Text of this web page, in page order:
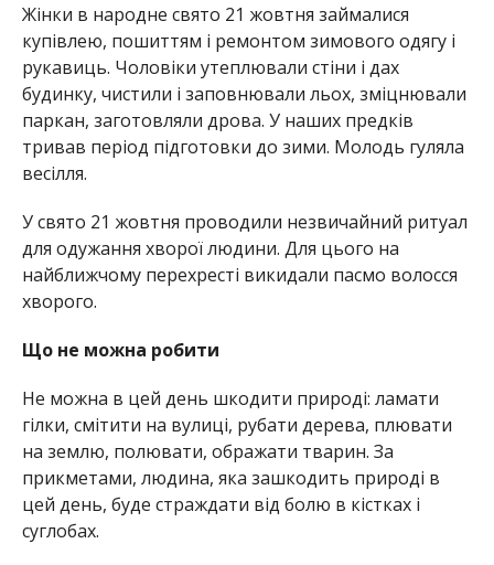
Жінки в народне свято 21 жовтня займалися
купівлею, пошиттям і ремонтом зимового одягу і
рукавиць. Чоловіки утеплювали стіни і дах
будинку, чистили і заповнювали льох, зміцнювали
паркан, заготовляли дрова. У наших предків
тривав період підготовки до зими. Молодь гуляла
весілля.
У свято 21 жовтня проводили незвичайний ритуал
для одужання хворої людини. Для цього на
найближчому перехресті викидали пасмо волосся
хворого.
Що не можна робити
Не можна в цей день шкодити природі: ламати
гілки, смітити на вулиці, рубати дерева, плювати
на землю, полювати, ображати тварин. За
прикметами, людина, яка зашкодить природі в
цей день, буде страждати від болю в кістках і
суглобах.